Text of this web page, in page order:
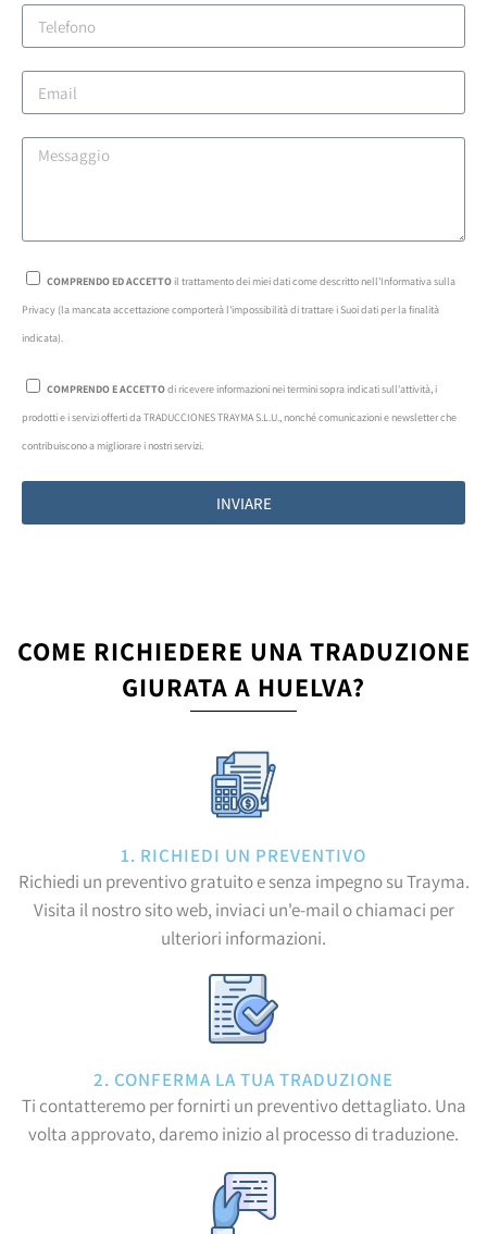
COMPRENDO ED ACCETTO il trattamento dei miei dati come descritto nell'Informativa sulla
Privacy (la mancata accettazione comporterà l'impossibilità di trattare i Suoi dati per la finalità
indicata).
COMPRENDO E ACCETTOdi ricevere informazioni nei termini sopra indicati sull'attività, i
prodotti e i servizi offerti da TRADUCCIONES TRAYMA S.L.U., nonché comunicazioni e newsletter che
contribuiscono a migliorare i nostri servizi.
INVIARE
COME RICHIEDERE UNA TRADUZIONE
GIURATA A HUELVA?
1. RICHIEDI UN PREVENTIVO
Richiedi un preventivo gratuito e senza impegno su Trayma.
Visita il nostro sito web, inviaci un'e-mail o chiamaci per
ulteriori informazioni.
2. CONFERMA LA TUA TRADUZIONE
Ti contatteremo per fornirti un preventivo dettagliato. Una
volta approvato, daremo inizio al processo di traduzione.